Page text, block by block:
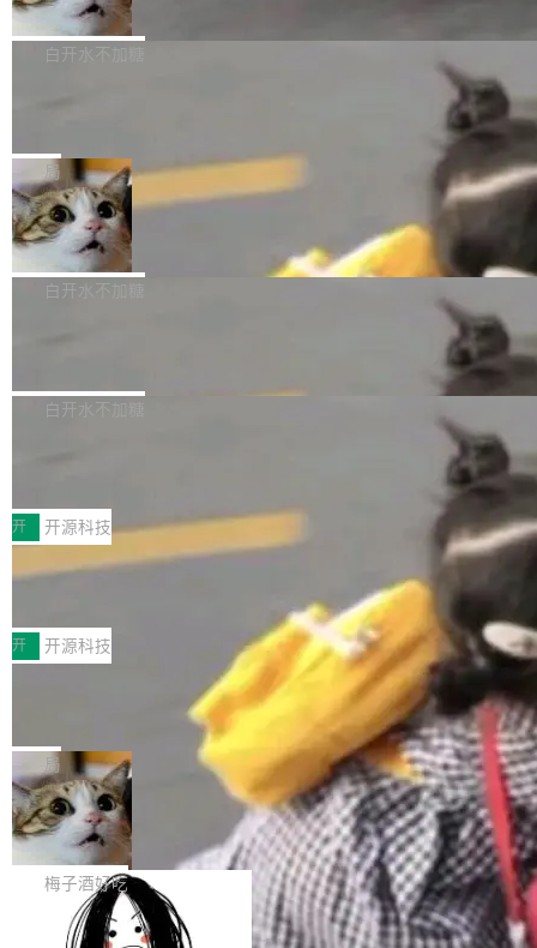
Z Flip8三款折叠屏新机均在7月22日发布，且全
部搭载骁龙8 Elite Gen5 for Galaxy，它们本该
眼的位置：「Software is made between com
mits」——软件是在 commit 之间写出来的。git
是把这段空隙补上。 回退到任何一次编辑：Delt
aDB 捕获 commit 之间的每一次操作，...
根据风险投资人Tomer Tunguz 博客（VC 分
析）披露的最新分析与第二季度业绩报告，Spac
微软同期总资本开支的四成。 与亚马逊、Alpha
bet、微软以及 Meta 等传统科技巨头相比，Spa
ceXAI的资金消耗速度尤为引人瞩目。然而，支
撑庞大支出的资金来源却呈现出截然不同的面
貌。数据显示，微软和 Meta 主要依托充沛的经
白开水不加糖
一个在终端里运行的编程 agent；Muse Spark
1.2，驱动这个 agent 的新模型。一句话概括：
你可以用 curl -fsSL https://dev.meta.ai/install.
sh | bash 安装一个能在大项目里自动规划、写
代码、验证结果的 AI 终端工具。 据介绍，Muse
个主 agent 循环，外加一组后台 agent。这些后
局
美团开源 LoHoSearch，用知识图谱校
准 AI 能力认知
机器出题的前提，是让机器拥有全局视野。整个
构建流程可以分为四个环节：建图 → 控制难度
白开水不加糖
库，并将作为transport接入Mooncake TENT。
MPComm将作为一种传输引擎接入Mooncake T
ENT，实现零拷贝传输性能提升30%、非零拷贝
传输性能最高提升5倍。UCL-MPComm底层基
于自研UCL-Engine通信引擎，后续腾讯网平将
持续开源更多基于UCL-Engine的高性能通信组
件。 腾讯网平团队在UCL-MPComm中实现了一
个独立于业务线程的全局通信引擎（Engine），
白开水不加糖
型案例入选名单》，深信服“面向企业研发场景的
开源 AI 编程平台 CoStrict 应用”凭借卓越的技术
创新与落地成效成功入选。 全链路私有化部署，
助力企业AI研发安全落地 当前，越来越多企业已
经开始引入 AI Coding 工具，通过调用公有云模
型或企业内部部署模型提升研发效率。但随着 AI
Coding 从个人辅助工具逐步走向团队级、组织
级应用，企业在规模化落地过程中，对安全性、
可控性和代码质量提出了更高要求。 首先是数据
安全与合规要求。对于大多数普通研发场景，公
有云模型能够满足快速试用和效率提升的需求。
但对于金融、能源、医疗等对数据安全要求较...
开 开源科技
深信服AI算力网关入选工信部人工智能
前不久，工业和信息化部正式发布《2025年人工
智能应用典型案例名单》，集中展示人工智能在
各领域的应用成果，覆盖技术底座、行业赋能、
产品应用、支撑保障、专题等五大方向。深信服
AI算力网关（AI创新平台）成功入选！ 随着各行
各业的Agent走向规模化建设，算力构成形态逐
渐丰富，用户关注的重点也在发生变化：不只是
让AI用起来，还要进一步看清混合算力时代下，
Token花在哪里、算力是否被充分利用，以及持
续增长的AI成本该如何优化。 深信服AI算力网关
正是围绕这些实际问题，从Token治理和成本治
理两个方面，让用户的每一份算力都看得清、管
开 开源科技
Jeff Dean 离开 Google：一个时代的结
束，一个实验室的开始
Google 员工编号 20。MapReduce 作者之一。
Bigtable 作者之一。TensorFlow 的作者之一。
Gemini 的架构师。Google 首席科学家。 Jeff D
ean 在 Google 工作了 27 年后，宣布离职。 他
不是一个人走。一同离开的还有 Sanjay Ghema
wat（Google 员工编号 23，Jeff Dean 二十多
年的编程搭档，MapReduce 和 Bigtable 的共同
作者）、Quoc Le（Google 大脑核心成员，Se
局
🔥 SolonCode v2026.8.4 发布：界面
字体可调、22 种语言、记忆搜索增强
打开终端就能上岗的全中文编码智能体，这一轮
把「看得清、用母语、记得住」三件事一次补
齐。 SolonCode 是什么 SolonCode 是杭州无
耳科技研发的企业级终端编码智能体——一位全
梅子酒好吃
让“代码语义理解”深度释放AI Coding